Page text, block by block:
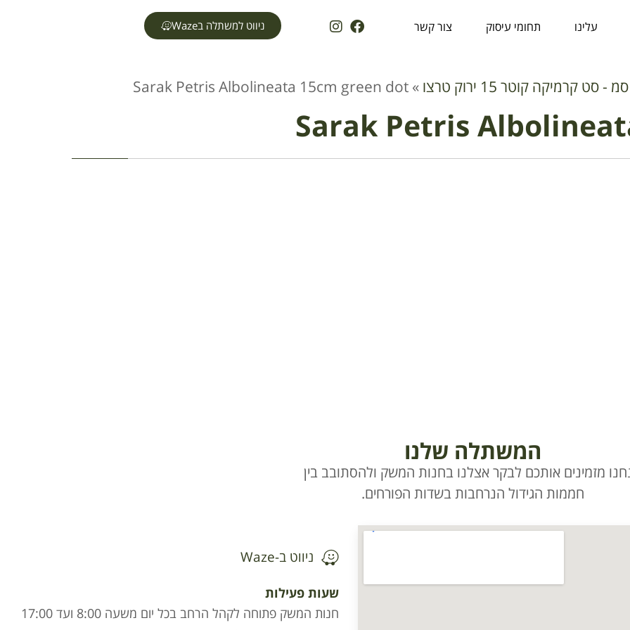
עלינו תחומי עיסוק צור קשר ניווט למשתלה בWaze
»
Sarak Petris Albolineata 15cm green dot
Sarak Petris
המשתלה שלנו
מזמינים אותכם לבקר אצלנו בחנות המשק ולהסתובב בין
חממות הגידול הנרחבות בשדות הפורחים.
ניווט ב-Waze
שעות פעילות
חנות המשק פתוחה לקהל הרחב בכל יום משעה 8:00 ועד 17:00